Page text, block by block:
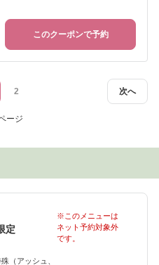
このクーポンで予約
次へ
2
ージ
定
（アッシュ、
※このメニューは
ネット予約対象外
です。